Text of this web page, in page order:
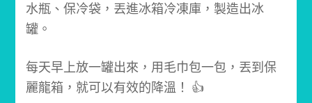
水瓶、保冷袋，丟進冰箱冷凍庫，製造出冰
罐。
每天早上放一罐出來，用毛巾包一包，丟到保
麗龍箱，就可以有效的降溫！ 👍